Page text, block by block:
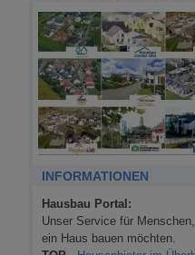
INFORMATIONEN
Hausbau Portal:
Unser Service für
ein Haus bauen möchten.